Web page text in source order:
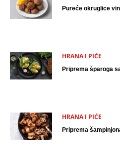
Pureće okruglice
HRANA I PIĆE
Priprema šparoga
HRANA I PIĆE
Priprema